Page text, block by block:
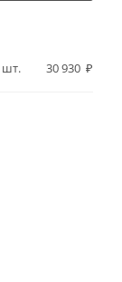
шт. 30 930